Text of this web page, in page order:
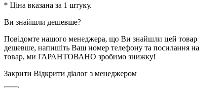
* Ціна вказана за 1 штуку.
Ви знайшли дешевше?
Повідомте нашого менеджера, що Ви знайшли цей товар
дешевше, напишіть Ваш номер телефону та посилання на
товар, ми ГАРАНТОВАНО зробимо знижку!
Закрити Відкрити діалог з менеджером